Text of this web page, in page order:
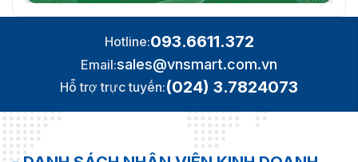
Hotline:093.6611.372
Email:sales@vnsmart.com.vn
Hỗ trợ trực tuyến:(024) 3.7824073